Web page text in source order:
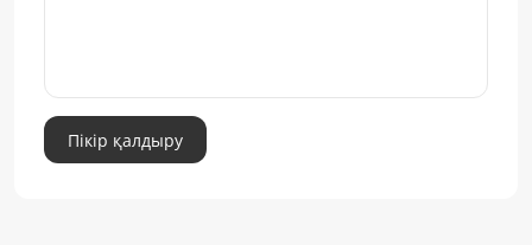
Пікір қалдыру